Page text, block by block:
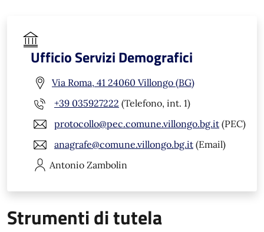
Ufficio Servizi Demografici
Via Roma, 41 24060 Villongo (BG)
+39 035927222 (Telefono, int. 1)
protocollo@pec.comune.villongo.bg.it (PEC)
anagrafe@comune.villongo.bg.it (Email)
Antonio Zambolin
Strumenti di tutela